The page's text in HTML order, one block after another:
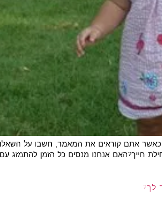
כאשר אתם קוראים את המאמר, חשבו על
חייך?האם אנחנו מנסים כל הזמן להתמזג
לך?